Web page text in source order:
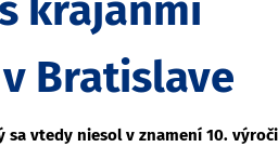
Bratislave
sa vtedy niesol v znamení 10.